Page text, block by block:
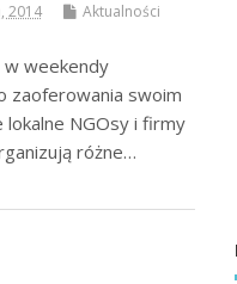
2014
Aktualności
w weekendy
zaoferowania swoim
lokalne NGOsy i firmy
różne…